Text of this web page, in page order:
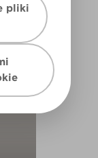
pliki